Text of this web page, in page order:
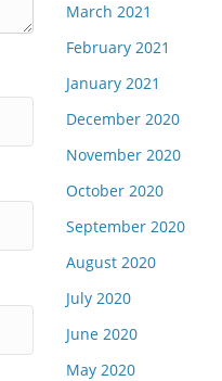
March 2021
February 2021
January 2021
December 2020
November 2020
October 2020
September 2020
August 2020
July 2020
June 2020
May 2020